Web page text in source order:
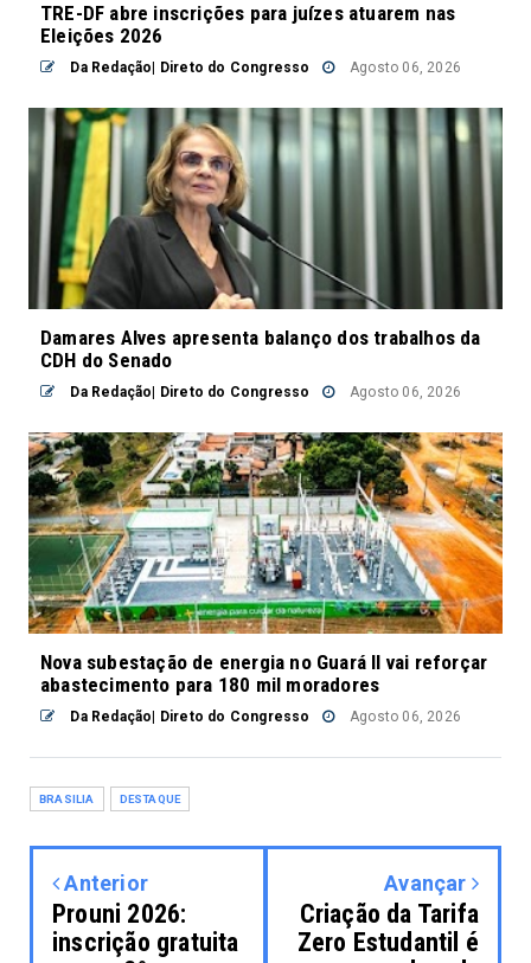
TRE-DF abre inscrições para juízes atuarem nas
Eleições 2026
Da Redação| Direto do Congresso Agosto 06, 2026
Damares Alves apresenta balanço dos trabalhos da
CDH do Senado
Da Redação| Direto do Congresso Agosto 06, 2026
Nova subestação de energia no Guará II vai reforçar
abastecimento para 180 mil moradores
Da Redação| Direto do Congresso Agosto 06, 2026
BRASILIA DESTAQUE
Anterior
Prouni 2026:
inscrição gratuita
Avançar
Criação da Tarifa
Zero Estudantil é